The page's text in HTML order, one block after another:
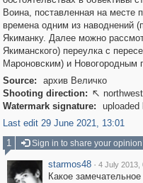
Воина, поставленная на месте
времена одним из наводнений
Якиманку. Далее можно
Якиманского) переулка с
Мароновским) и Новогородным
Source:
архив Величко
Shooting direction:  northwest
Watermark signature:
uploaded
Last edit 29 June 2021, 13:01
1
Sign in to share your opinion
starmos48 · 4 July 2013,
Какое